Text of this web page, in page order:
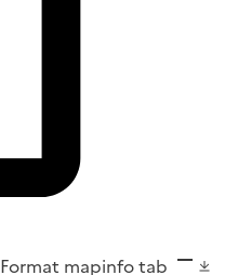
Format mapinfo tab